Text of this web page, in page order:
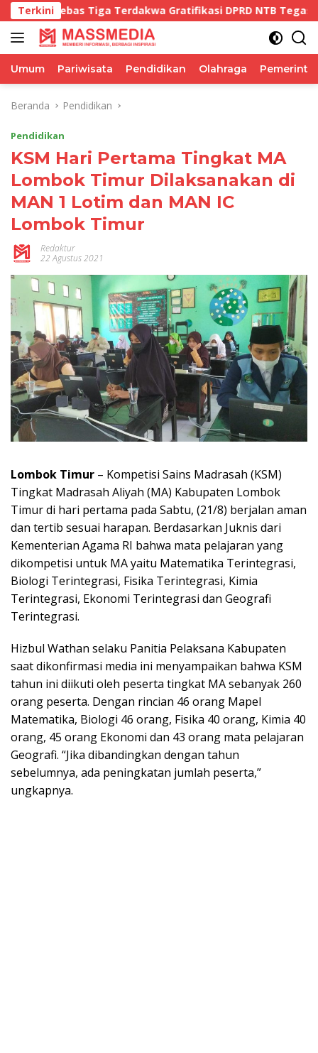
Langsung
ke
konten
Terkini
Terdakwa Gratifikasi DPRD NTB Tegaskan Keadilan
Umum Pariwisata Pendidikan Olahraga
Beranda Pendidikan
Pendidikan
KSM Hari Pertama Tingkat MA
Lombok Timur Dilaksanakan di
MAN 1 Lotim dan MAN IC
Lombok Timur
Redaktur
22 Agustus 2021
Lombok Timur – Kompetisi Sains Madrasah (KSM)
Tingkat Madrasah Aliyah (MA) Kabupaten Lombok
Timur di hari pertama pada Sabtu, (21/8) berjalan aman
dan tertib sesuai harapan. Berdasarkan Juknis dari
Kementerian Agama RI bahwa mata pelajaran yang
dikompetisi untuk MA yaitu Matematika Terintegrasi,
Biologi Terintegrasi, Fisika Terintegrasi, Kimia
Terintegrasi, Ekonomi Terintegrasi dan Geografi
Terintegrasi.
Hizbul Wathan selaku Panitia Pelaksana Kabupaten
saat dikonfirmasi media ini menyampaikan bahwa KSM
tahun ini diikuti oleh peserta tingkat MA sebanyak 260
orang peserta. Dengan rincian 46 orang Mapel
Matematika, Biologi 46 orang, Fisika 40 orang, Kimia 40
orang, 45 orang Ekonomi dan 43 orang mata pelajaran
Geografi. “Jika dibandingkan dengan tahun
sebelumnya, ada peningkatan jumlah peserta,”
ungkapnya.